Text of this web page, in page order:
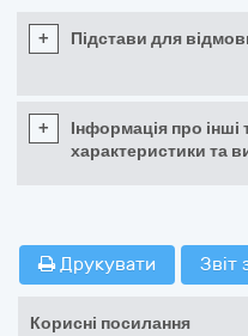
+ Підстави для
+
Інформація про інші
характеристики та
Друкувати Звіт
Корисні посилання